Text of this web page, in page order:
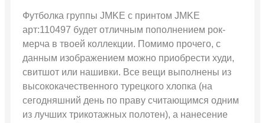
Футболка группы JMKE с принтом JMKE
арт:110497 будет отличным пополнением рок-
мерча в твоей коллекции. Помимо прочего, с
данным изображением можно приобрести худи,
свитшот или нашивки. Все вещи выполнены из
высококачественного турецкого хлопка (на
сегодняшний день по праву считающимся одним
из лучших трикотажных полотен), а нанесение